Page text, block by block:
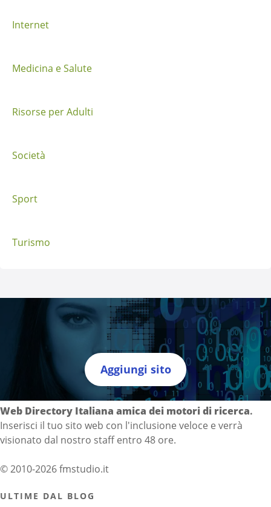
p
o
t
Internet
Medicina e Salute
Risorse per Adulti
Società
Sport
Turismo
Aggiungi sito
Directory Italia
Web Directory Italiana amica dei motori di ricerca.
Inserisci il tuo sito web con l'inclusione veloce e verrà
visionato dal nostro staff entro 48 ore.
© 2010-2026 fmstudio.it
ULTIME DAL BLOG